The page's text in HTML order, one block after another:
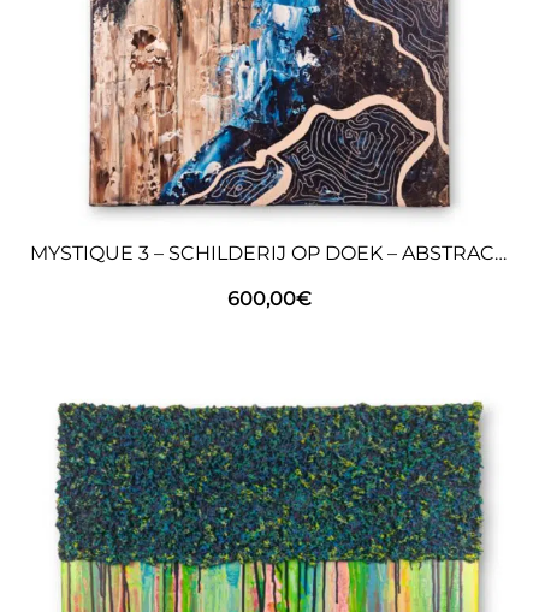
MYSTIQUE 3 – SCHILDERIJ OP DOEK – ABSTRACTE KUNST
600,00€